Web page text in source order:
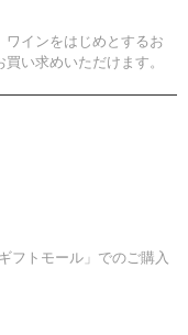
ワインをはじめとするお
い求めいただけます。
フトモール」でのご購入